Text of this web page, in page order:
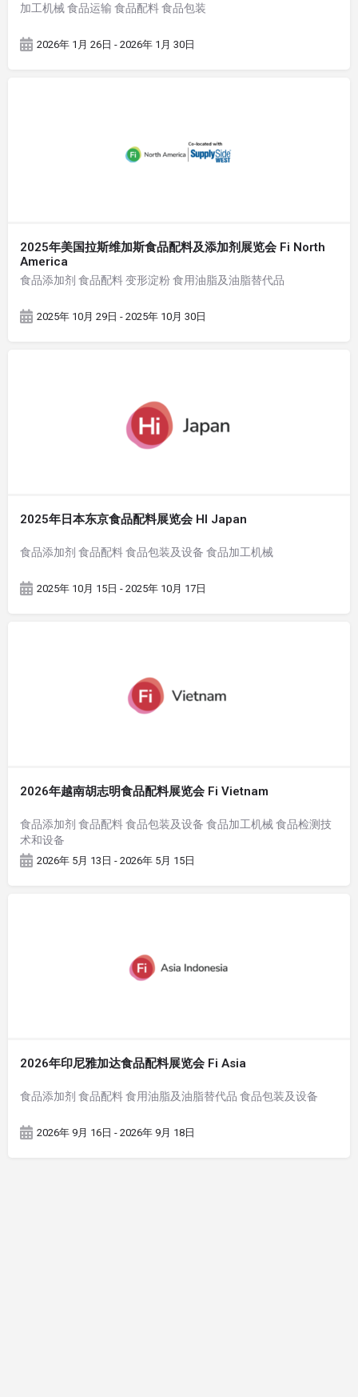
加工机械 食品运输 食品配料 食品包装
2026年 1月 26日 - 2026年 1月 30日
2025年美国拉斯维加斯食品配料及添加剂展览会 Fi North
America
食品添加剂 食品配料 变形淀粉 食用油脂及油脂替代品
2025年 10月 29日 - 2025年 10月 30日
2025年日本东京食品配料展览会 HI Japan
食品添加剂 食品配料 食品包装及设备 食品加工机械
2025年 10月 15日 - 2025年 10月 17日
2026年越南胡志明食品配料展览会 Fi Vietnam
食品添加剂 食品配料 食品包装及设备 食品加工机械 食品检测技
术和设备
2026年 5月 13日 - 2026年 5月 15日
2026年印尼雅加达食品配料展览会 Fi Asia
食品添加剂 食品配料 食用油脂及油脂替代品 食品包装及设备
2026年 9月 16日 - 2026年 9月 18日